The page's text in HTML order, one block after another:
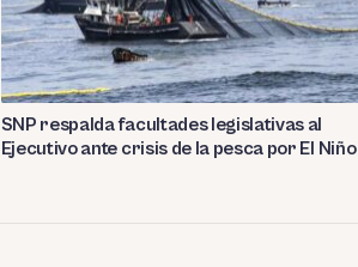
SNP respalda facultades legislativas al
Ejecutivo ante crisis de la pesca por El Niño